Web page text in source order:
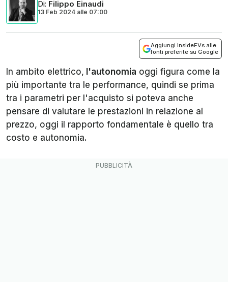
Di: Filippo Einaudi
13 Feb 2024 alle 07:00
Aggiungi InsideEVs alle
fonti preferite su Google
In ambito elettrico, l'autonomia oggi figura come la
più importante tra le performance, quindi se prima
tra i parametri per l'acquisto si poteva anche
pensare di valutare le prestazioni in relazione al
prezzo, oggi il rapporto fondamentale è quello tra
costo e autonomia.